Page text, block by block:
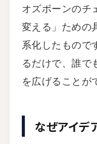
オズボーンのチ
変える」ための
系化したもので
るだけで、誰で
を広げることが
なぜアイデ